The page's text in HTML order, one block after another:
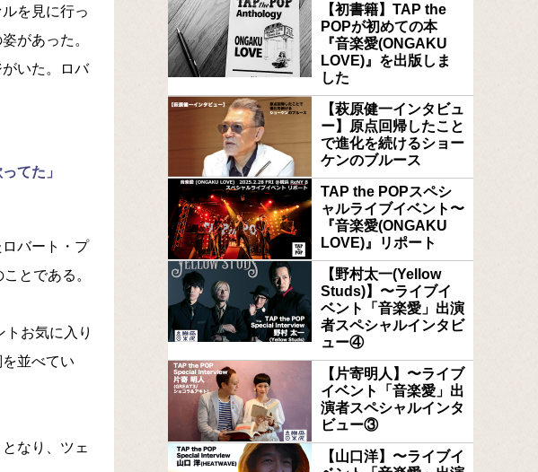
を見に行っ
があった。
いた。ロバ
てた」
バート・プ
とである。
お気に入り
並べてい
なり、ツェ
【初書籍】TAP the
POPが初めての本
『音楽愛(ONGAKU
LOVE)』を出版しま
した
【萩原健一インタビュ
ー】原点回帰したこと
で進化を続けるショー
ケンのブルース
TAP the POPスペシ
ャルライブイベント〜
『音楽愛(ONGAKU
LOVE)』リポート
【野村太一(Yellow
Studs)】〜ライブイ
ベント「音楽愛」出演
者スペシャルインタビ
ュー④
【片寄明人】〜ライブ
イベント「音楽愛」出
演者スペシャルインタ
ビュー③
【山口洋】〜ライブイ